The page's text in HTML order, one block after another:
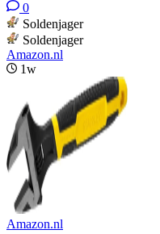
0
Soldenjager
Soldenjager
Amazon.nl
1w
Amazon.nl